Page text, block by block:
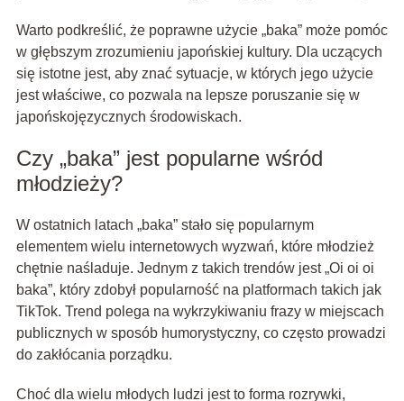
Warto podkreślić, że poprawne użycie „baka” może pomóc
w głębszym zrozumieniu japońskiej kultury. Dla uczących
się istotne jest, aby znać sytuacje, w których jego użycie
jest właściwe, co pozwala na lepsze poruszanie się w
japońskojęzycznych środowiskach.
Czy „baka” jest popularne wśród
młodzieży?
W ostatnich latach „baka” stało się popularnym
elementem wielu internetowych wyzwań, które młodzież
chętnie naśladuje. Jednym z takich trendów jest „Oi oi oi
baka”, który zdobył popularność na platformach takich jak
TikTok. Trend polega na wykrzykiwaniu frazy w miejscach
publicznych w sposób humorystyczny, co często prowadzi
do zakłócania porządku.
Choć dla wielu młodych ludzi jest to forma rozrywki,